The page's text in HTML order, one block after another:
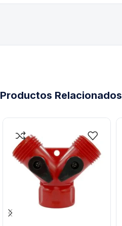
Productos Relacionados